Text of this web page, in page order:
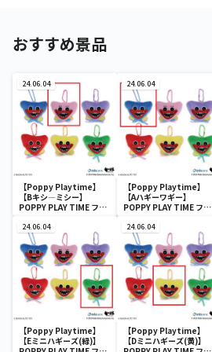
おすすめ景品
24.06.04
【Poppy Playtime】
【Bキシ―ミシー】
POPPY PLAY TIME フェ
24.06.04
【Poppy Playtime】
【Aハギーワギー】
POPPY PLAY TIME フェ
24.06.04
【Poppy Playtime】
【Eミニハギーズ(緑)】
24.06.04
【Poppy Playtime】
【Dミニハギーズ(黄)】